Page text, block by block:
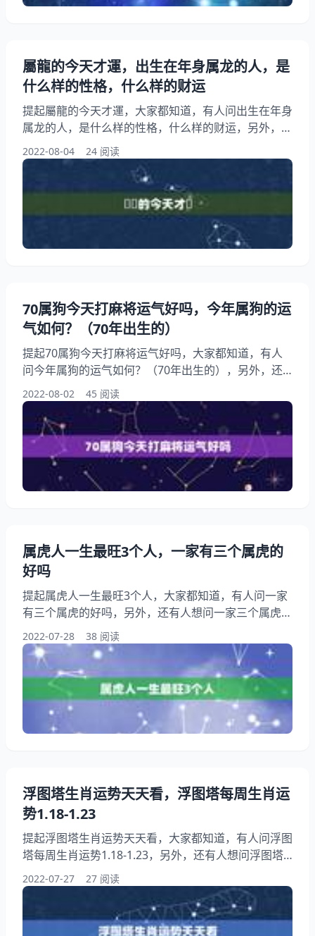
行动
屬龍的今天才運，出生在年身属龙的人，是
什么样的性格，什么样的财运
提起屬龍的今天才運，大家都知道，有人问出生在年身
属龙的人，是什么样的性格，什么样的财运，另外，还
有人想问属龙正月出生的一生财运好不好，你知道这是
怎么回事？其实属龙人在2O22年农历五月初七打牌财
运怎么样，下面就一起来看看出生在年身属龙的人，是
什么样的性格，什么样的财运，希望能够帮助到大家！
屬龍的今天才運 1、出生在年身属龙的人，是什么样的
性格，什么样的财运 这个其实真的关系不大的
2022-08-04 24 阅读
70属狗今天打麻将运气好吗，今年属狗的运
气如何？（70年出生的）
提起70属狗今天打麻将运气好吗，大家都知道，有人
问今年属狗的运气如何？（70年出生的），另外，还
有人想问1971年属猪今天打麻将，你知道这是怎么回
事？其实寥俊炜属狗这名字好吗，下面就一起来看看今
年属狗的运气如何？（70年出生的），希望能够帮助
到大家！ 70属狗今天打麻将运气好吗 1、今年属狗的
运气如何？（70年出生的） 1、默默无闻地努力工作。
运气好的人专注于行动，他们把时间花费在重要的事情
上
2022-08-02 45 阅读
属虎人一生最旺3个人，一家有三个属虎的
好吗
提起属虎人一生最旺3个人，大家都知道，有人问一家
有三个属虎的好吗，另外，还有人想问一家三个属虎的
好吗？你知道这是怎么回事？其实一家3个属虎的好不
好，下面就一起来看看一家有三个属虎的好吗，希望能
够帮助到大家！ 属虎人一生最旺3个人 1、一家有三个
属虎的好吗 属虎人一生最克谁。 2、一家三个属虎的
好吗？ 属虎命最差农历月份。 3、一家3个属虎的好不
好 4、年属虎人一生幸运数字 5
2022-07-28 38 阅读
浮图塔生肖运势天天看，浮图塔每周生肖运
势1.18-1.23
提起浮图塔生肖运势天天看，大家都知道，有人问浮图
塔每周生肖运势1.18-1.23，另外，还有人想问浮图塔
生肖运势每月看，你知道这是怎么回事？其实十二生肖
一生运势详解图塔，下面就一起来看看浮图塔每周生肖
运势1.18-1.23，希望能够帮助到大家！ 浮图塔生肖运
势天天看 1、浮图塔每周生肖运势1.18-1.23 1、默默无
2022-07-27 27 阅读